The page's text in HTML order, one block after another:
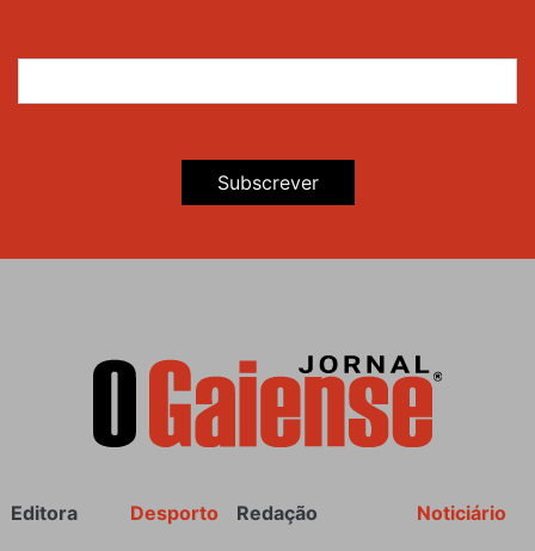
Subscrever
Rodapé Noticiário
Redação
Desporto
Editora